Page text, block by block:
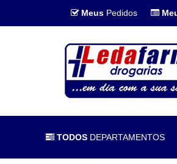
Meus Pedidos
TODOS DEPARTAMENTOS